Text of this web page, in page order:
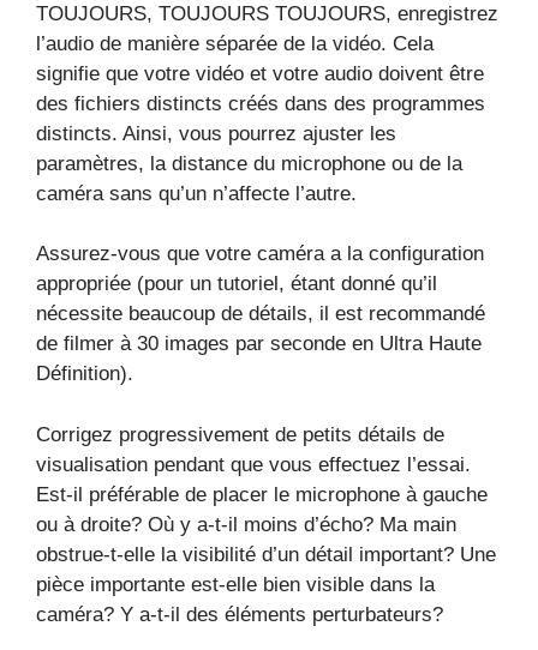
TOUJOURS, TOUJOURS TOUJOURS, enregistrez
l’audio de manière séparée de la vidéo. Cela
signifie que votre vidéo et votre audio doivent être
des fichiers distincts créés dans des programmes
distincts. Ainsi, vous pourrez ajuster les
paramètres, la distance du microphone ou de la
caméra sans qu’un n’affecte l’autre.
Assurez-vous que votre caméra a la configuration
appropriée (pour un tutoriel, étant donné qu’il
nécessite beaucoup de détails, il est recommandé
de filmer à 30 images par seconde en Ultra Haute
Définition).
Corrigez progressivement de petits détails de
visualisation pendant que vous effectuez l’essai.
Est-il préférable de placer le microphone à gauche
ou à droite? Où y a-t-il moins d’écho? Ma main
obstrue-t-elle la visibilité d’un détail important? Une
pièce importante est-elle bien visible dans la
caméra? Y a-t-il des éléments perturbateurs?